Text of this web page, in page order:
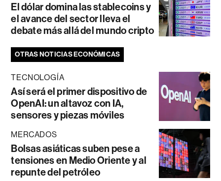
El dólar domina las stablecoins y
el avance del sector lleva el
debate más allá del mundo cripto
OTRAS NOTICIAS ECONÓMICAS
TECNOLOGÍA
Así será el primer dispositivo de
OpenAI: un altavoz con IA,
sensores y piezas móviles
MERCADOS
Bolsas asiáticas suben pese a
tensiones en Medio Oriente y al
repunte del petróleo